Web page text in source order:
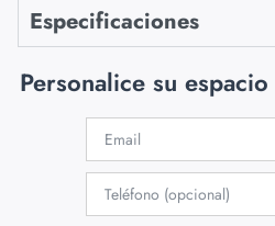
Especificaciones
Personalice su